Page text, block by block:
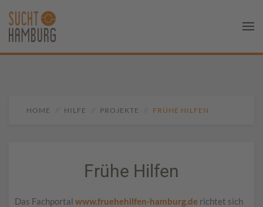
HOME HILFE PROJEKTE FRÜHE HILFEN
Frühe Hilfen
Das Fachportal www.fruehehilfen-hamburg.de richtet sich